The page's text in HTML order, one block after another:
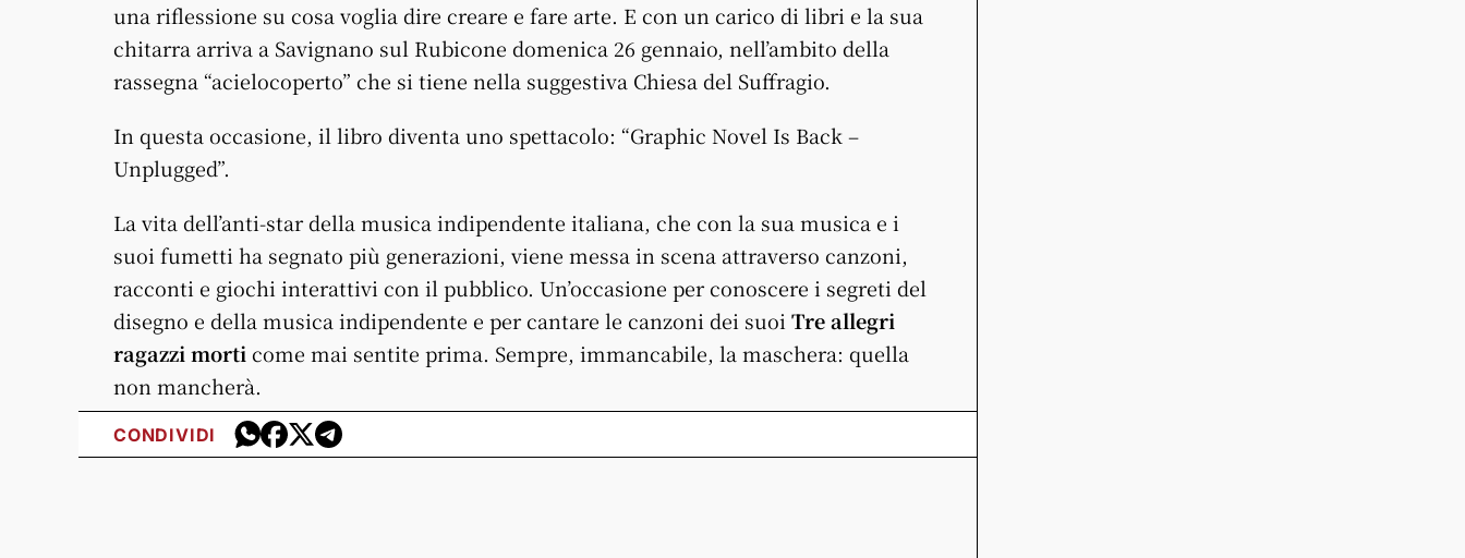
una riflessione su cosa voglia dire creare e fare arte. E con un carico di libri e la sua
chitarra arriva a Savignano sul Rubicone domenica 26 gennaio, nell’ambito della
rassegna “acielocoperto” che si tiene nella suggestiva Chiesa del Suffragio.
In questa occasione, il libro diventa uno spettacolo: “Graphic Novel Is Back –
Unplugged”.
La vita dell’anti-star della musica indipendente italiana, che con la sua musica e i
suoi fumetti ha segnato più generazioni, viene messa in scena attraverso canzoni,
racconti e giochi interattivi con il pubblico. Un’occasione per conoscere i segreti del
disegno e della musica indipendente e per cantare le canzoni dei suoi Tre allegri
ragazzi morti come mai sentite prima. Sempre, immancabile, la maschera: quella
non mancherà.
CONDIVIDI